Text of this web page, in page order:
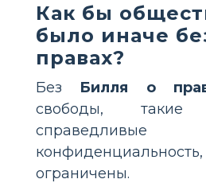
Как бы
было иначе
правах?
Без Билля о
свободы,
ограничены.